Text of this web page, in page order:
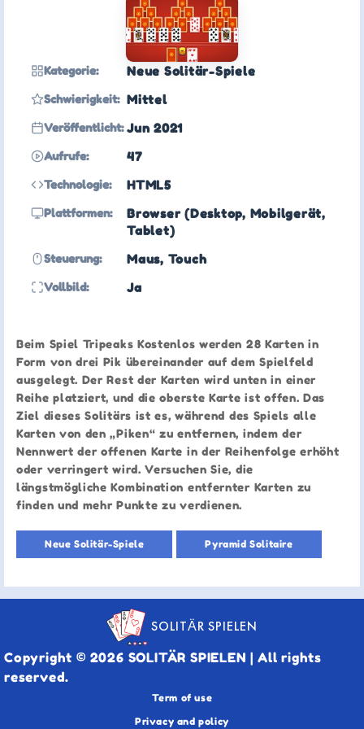
Kategorie: Neue Solitär-Spiele
Schwierigkeit: Mittel
Veröffentlicht: Jun 2021
Aufrufe: 47
Technologie: HTML5
Plattformen:
Browser (Desktop, Mobilgerät,
Tablet)
Steuerung: Maus, Touch
Vollbild: Ja
Beim Spiel Tripeaks Kostenlos werden 28 Karten in
Form von drei Pik übereinander auf dem Spielfeld
ausgelegt. Der Rest der Karten wird unten in einer
Reihe platziert, und die oberste Karte ist offen. Das
Ziel dieses Solitärs ist es, während des Spiels alle
Karten von den „Piken“ zu entfernen, indem der
Nennwert der offenen Karte in der Reihenfolge erhöht
oder verringert wird. Versuchen Sie, die
längstmögliche Kombination entfernter Karten zu
finden und mehr Punkte zu verdienen.
Neue Solitär-Spiele Pyramid Solitaire
SOLITÄR SPIELEN
Copyright © 2026 SOLITÄR SPIELEN | All rights
reserved.
Term of use
Privacy and policy